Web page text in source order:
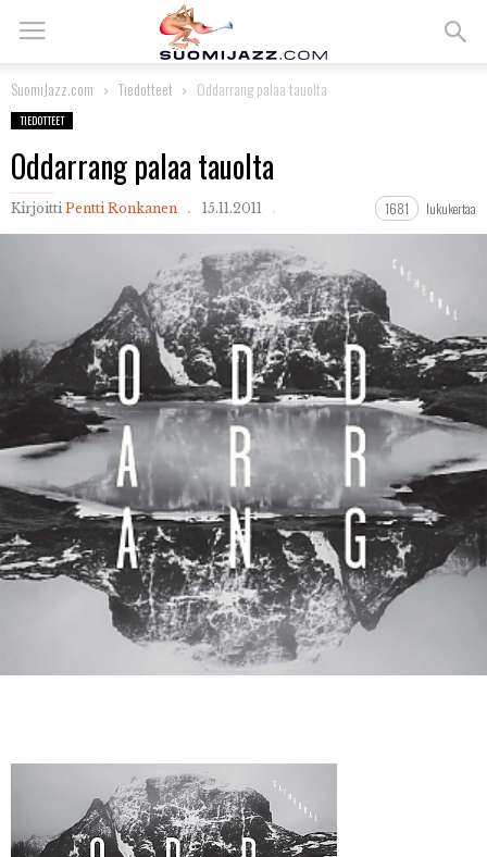
SuomiJazz.com Tiedotteet Oddarrang palaa tauolta
TIEDOTTEET
Oddarrang palaa tauolta
Kirjoitti Pentti Ronkanen 15.11.2011 1681 lukukertaa